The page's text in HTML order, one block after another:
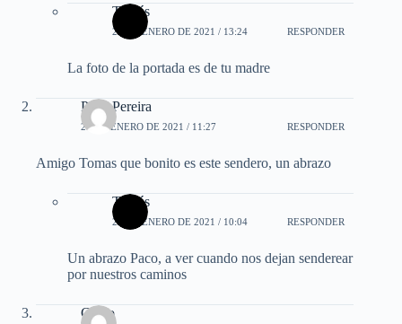
Tomás
25 DE ENERO DE 2021 / 13:24 RESPONDER
La foto de la portada es de tu madre
Paco Pereira
28 DE ENERO DE 2021 / 11:27 RESPONDER
Amigo Tomas que bonito es este sendero, un abrazo
Tomás
29 DE ENERO DE 2021 / 10:04 RESPONDER
Un abrazo Paco, a ver cuando nos dejan senderear
por nuestros caminos
Chelo